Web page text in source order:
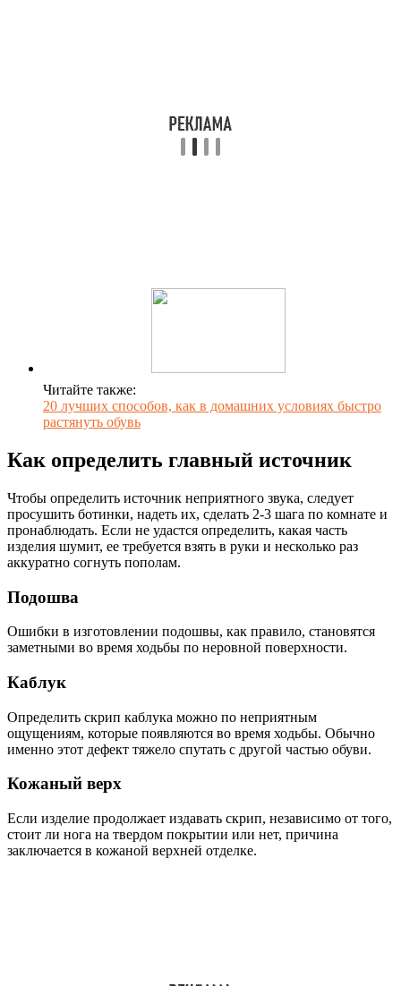
Читайте также:
20 лучших способов, как в домашних условиях быстро
растянуть обувь
Как определить главный источник
Чтобы определить источник неприятного звука, следует
просушить ботинки, надеть их, сделать 2-3 шага по комнате и
пронаблюдать. Если не удастся определить, какая часть
изделия шумит, ее требуется взять в руки и несколько раз
аккуратно согнуть пополам.
Подошва
Ошибки в изготовлении подошвы, как правило, становятся
заметными во время ходьбы по неровной поверхности.
Каблук
Определить скрип каблука можно по неприятным
ощущениям, которые появляются во время ходьбы. Обычно
именно этот дефект тяжело спутать с другой частью обуви.
Кожаный верх
Если изделие продолжает издавать скрип, независимо от того,
стоит ли нога на твердом покрытии или нет, причина
заключается в кожаной верхней отделке.